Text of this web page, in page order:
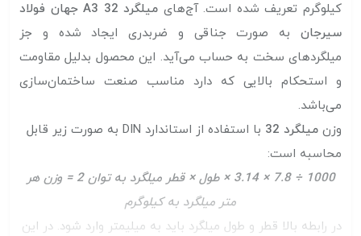
کیلوگرم تعریف شده است. آج‌های
میلگرد 32 A3 جهان فولاد
سیرجان به صورت جناقی و ضربدری ایجاد شده و جز
میلگرد‌های سخت به حساب می‌آید. این محصول بدلیل مقاومت
و استحکام بالایی که دارد مناسب صنعت ساختمان‌سازی
می‌باشد.
وزن میلگرد 32
با استفاده از استاندارد DIN به صورت زیر قابل
محاسبه است:
1000 ÷ 7.8 × 3.14 × طول × قطر میلگرد به توان 2 = وزن هر
متر میلگرد به کیلوگرم
در رابطه بالا قطر و طول میلگرد باید به میلیمتر وارد شود. در این